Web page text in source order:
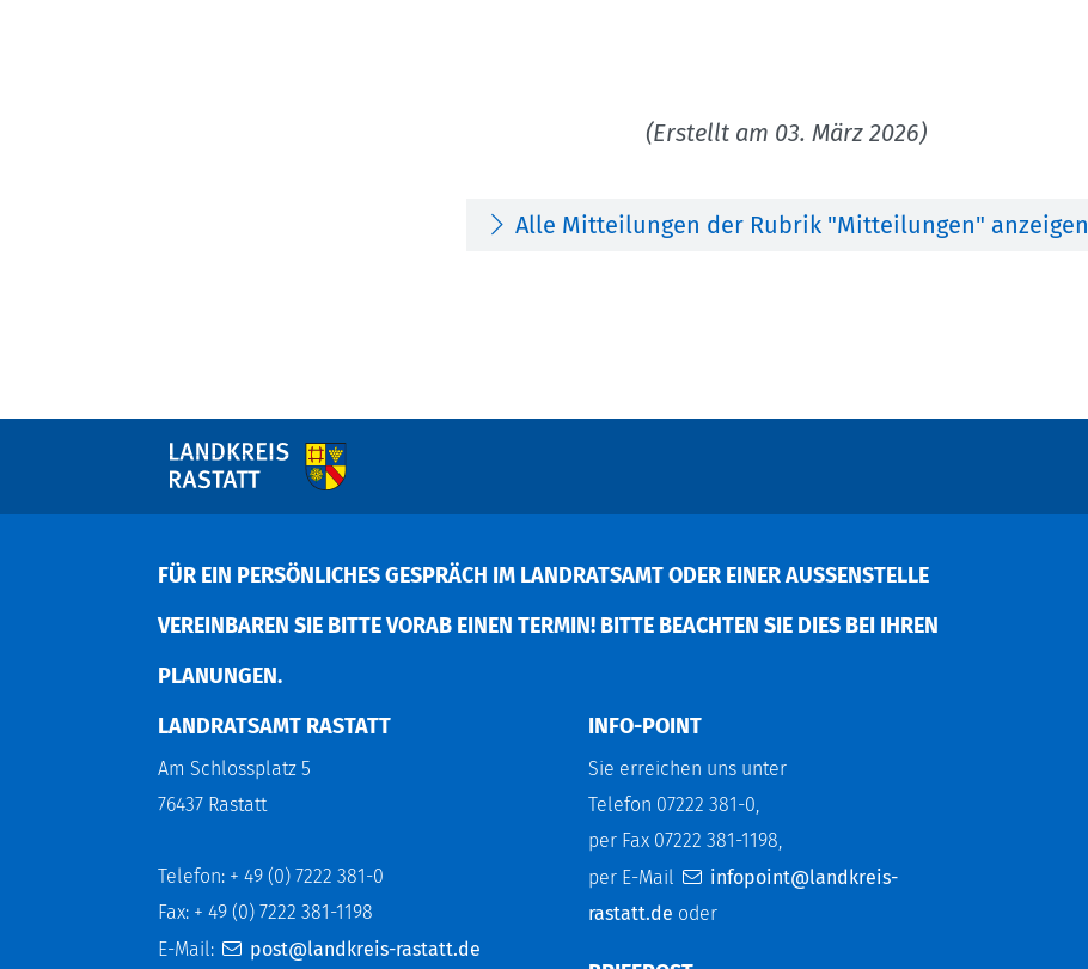
(Erstellt am 03. März 2026)
Alle Mitteilungen der Rubrik "Mitteilungen" anzeigen
FÜR EIN PERSÖNLICHES GESPRÄCH IM LANDRATSAMT ODER EINER AUSSENSTELLE V
EREINBAREN SIE BITTE VORAB EINEN TERMIN! BITTE BEACHTEN SIE DIES BEI IHREN P
LANUNGEN.
LANDRATSAMT RASTATT
Am Schlossplatz 5
76437 Rastatt
Telefon: + 49 (0) 7222 381-0
Fax: + 49 (0) 7222 381-1198
E-Mail:
post@landkreis-rastatt.de
INFO-POINT
Sie erreichen uns unter
Telefon 07222 381-0,
per Fax 07222 381-1198,
per E-Mail
infopoint@landkreis-
rastatt.de oder